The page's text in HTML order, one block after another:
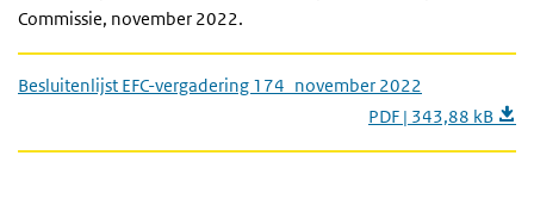
Commissie, november 2022.
Besluitenlijst EFC-vergadering 174_november 2022
PDF | 343,88 kB